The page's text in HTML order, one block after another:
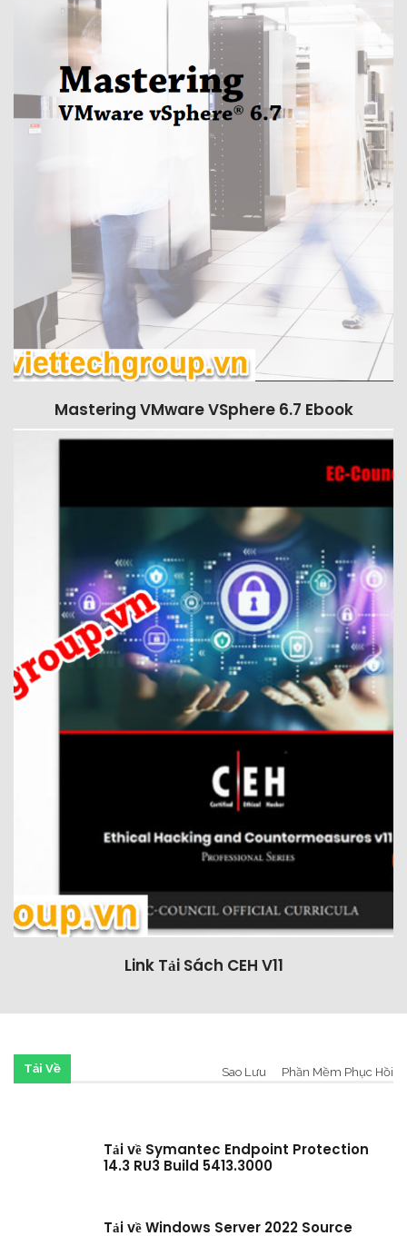
Mastering VMware VSphere 6.7 Ebook
Link Tải Sách CEH V11
Tải Về Phần Mềm Phục Hồi
Sao Lưu
Tải về Symantec Endpoint Protection
14.3 RU3 Build 5413.3000
Tải về Windows Server 2022 Source